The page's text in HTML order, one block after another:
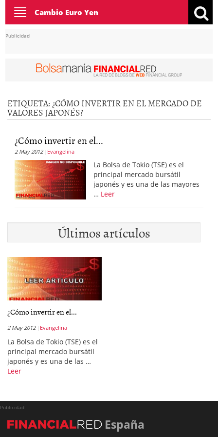
Toggle
navigation
Cambio Euro Yen
Publicidad
ETIQUETA:¿CÓMO INVERTIR EN EL MERCADO DE
VALORES JAPONÉS?
¿Cómo invertir en el...
2 May 2012 Evangelina
La Bolsa de Tokio (TSE) es el
principal mercado bursátil
japonés y es una de las mayores
… Leer
Últimos artículos
¿Cómo invertir en el...
2 May 2012 Evangelina
La Bolsa de Tokio (TSE) es el
principal mercado bursátil
japonés y es una de las …
Leer
Publicidad
España